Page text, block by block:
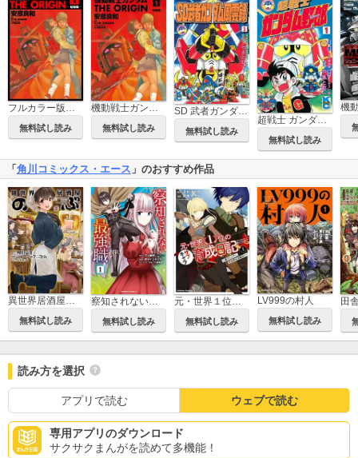
フルカラー版 機動戦士ガンダムTHE ORIGIN
無料試し読み
機動戦士ガンダム THE ORIGIN
無料試し読み 無料試し読み
超戦士 ガンダム野郎
無料試し読み
「 角川コミックス・エース 」のおすすめ作品
異世界居酒屋「のぶ」
無料試し読み 無料試し読み 無料試し読み
LV999の村人
無料試し読み
読み方を選択
アプリで読む ウェブで読む
専用アプリのダウンロード
サクサクまんがを読めて多機能！